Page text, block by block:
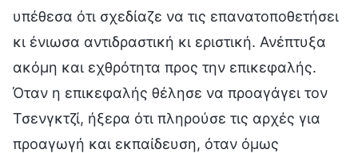
υπέθεσα ότι σχεδίαζε να τις επανατοποθετήσει
κι ένιωσα αντιδραστική κι εριστική. Ανέπτυξα
ακόμη και εχθρότητα προς την επικεφαλής.
Όταν η επικεφαλής θέλησε να προαγάγει τον
Τσενγκτζί, ήξερα ότι πληρούσε τις αρχές για
προαγωγή και εκπαίδευση, όταν όμως